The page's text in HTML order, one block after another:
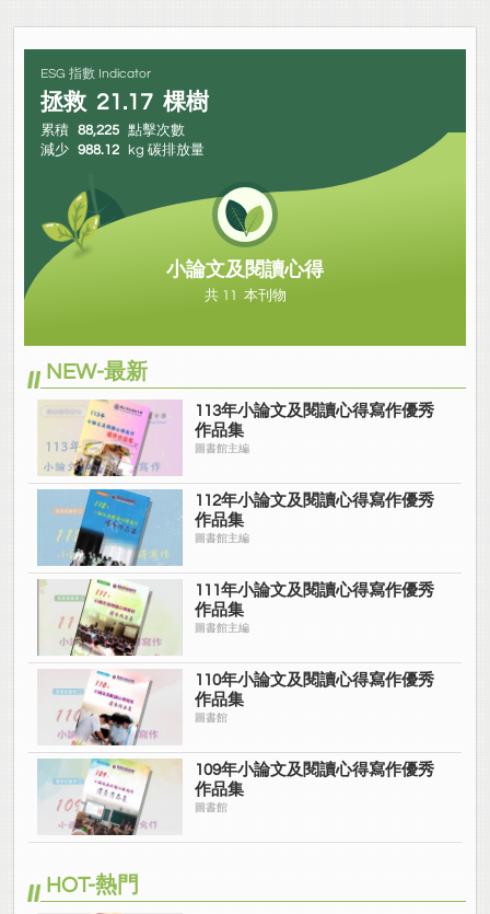
ESG 指數 Indicator
拯救 21.17 棵樹
累積 88,225 點擊次數
減少 988.12 kg 碳排放量
小論文及閱讀心得
共 11 本刊物
NEW-最新
113年小論文及閱讀心得寫作優秀
作品集
圖書館主編
112年小論文及閱讀心得寫作優秀
作品集
圖書館主編
111年小論文及閱讀心得寫作優秀
作品集
圖書館主編
110年小論文及閱讀心得寫作優秀
作品集
圖書館
109年小論文及閱讀心得寫作優秀
作品集
圖書館
HOT-熱門